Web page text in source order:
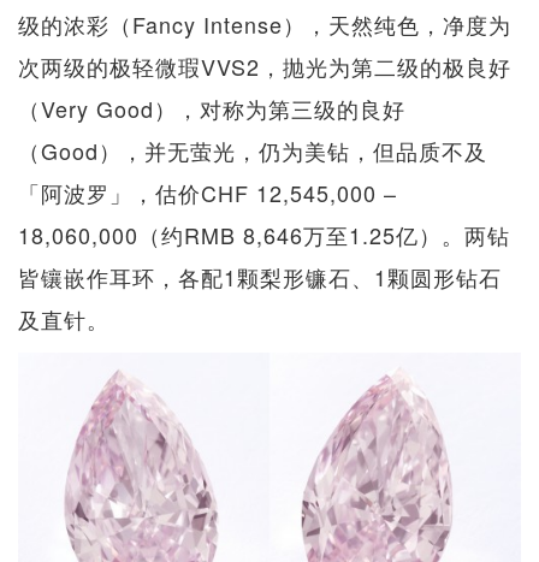
级的浓彩（Fancy Intense），天然纯色，净度为
次两级的极轻微瑕VVS2，抛光为第二级的极良好
（Very Good），对称为第三级的良好
（Good），并无萤光，仍为美钻，但品质不及
「阿波罗」，估价CHF 12,545,000 –
18,060,000（约RMB 8,646万至1.25亿）。两钻
皆镶嵌作耳环，各配1颗梨形镰石、1颗圆形钻石
及直针。